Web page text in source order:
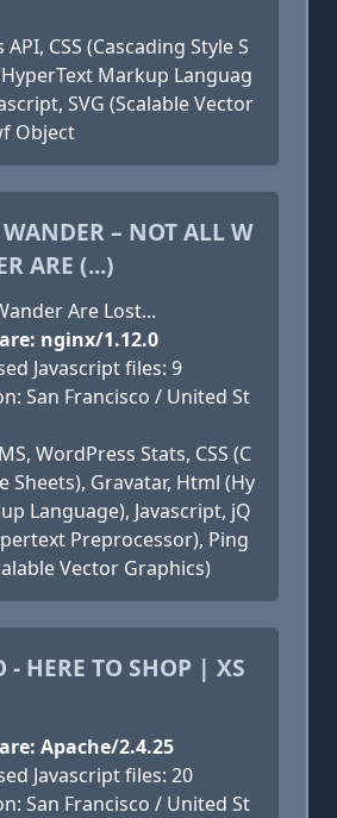
API, CSS (Cascading Style S
Markup Languag
SVG (Scalable Vector
Object
– NOT ALL W
ARE (...)
Are Lost...
nginx/1.12.0
Javascript files: 9
San Francisco / United St
WordPress Stats, CSS (C
Sheets), Gravatar, Html (Hy
Language), Javascript, jQ
Preprocessor), Ping
Vector Graphics)
- HERE TO SHOP | XS
Apache/2.4.25
Javascript files: 20
San Francisco / United St